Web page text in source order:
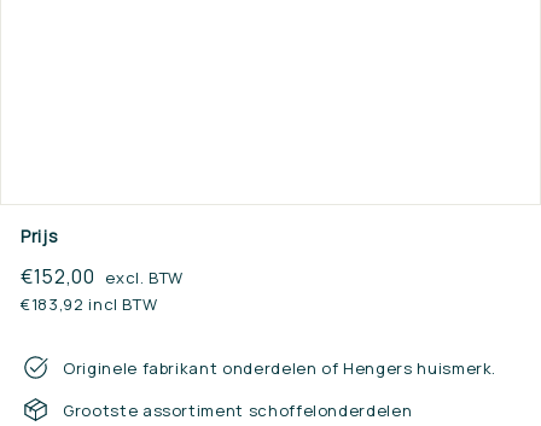
Prijs
Reguliere
prijs
€152,00 €152,00
excl. BTW
€183,92 incl BTW
Originele fabrikant onderdelen of Hengers huismerk.
Grootste assortiment schoffelonderdelen